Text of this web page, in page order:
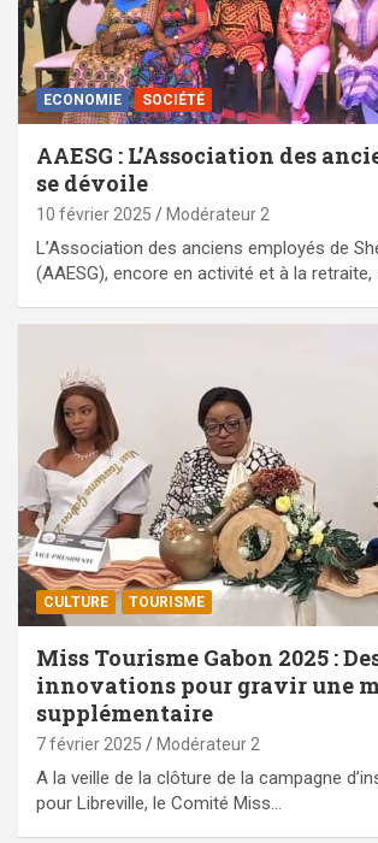
ECONOMIE SOCIÉTÉ
AAESG : L’Association des
se dévoile
10 février 2025 Modérateur 2
L’Association des anciens employés de
(AAESG), encore en activité et à la retraite,
CULTURE TOURISME
Miss Tourisme Gabon 2025 :
innovations pour gravir une
supplémentaire
7 février 2025 Modérateur 2
A la veille de la clôture de la campagne
pour Libreville, le Comité Miss…